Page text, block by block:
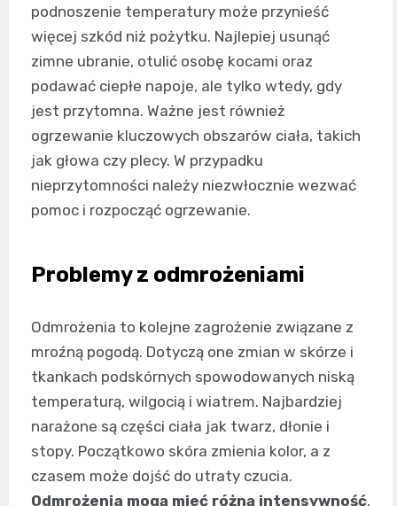
podnoszenie temperatury może przynieść
więcej szkód niż pożytku. Najlepiej usunąć
zimne ubranie, otulić osobę kocami oraz
podawać ciepłe napoje, ale tylko wtedy, gdy
jest przytomna. Ważne jest również
ogrzewanie kluczowych obszarów ciała, takich
jak głowa czy plecy. W przypadku
nieprzytomności należy niezwłocznie wezwać
pomoc i rozpocząć ogrzewanie.
Problemy z odmrożeniami
Odmrożenia to kolejne zagrożenie związane z
mroźną pogodą. Dotyczą one zmian w skórze i
tkankach podskórnych spowodowanych niską
temperaturą, wilgocią i wiatrem. Najbardziej
narażone są części ciała jak twarz, dłonie i
stopy. Początkowo skóra zmienia kolor, a z
czasem może dojść do utraty czucia.
Odmrożenia mogą mieć różną intensywność,